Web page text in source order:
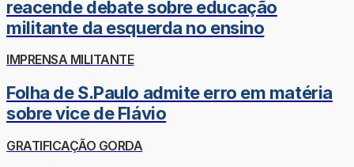
reacende debate sobre educação
militante da esquerda no ensino
IMPRENSA MILITANTE
Folha de S.Paulo admite erro em matéria
sobre vice de Flávio
GRATIFICAÇÃO GORDA